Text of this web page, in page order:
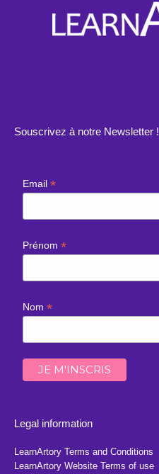
Souscrivez à notre Newsletter !
Email*
Prénom*
Nom*
Legal information
LearnArtory Terms and Conditions
LearnArtory Website Terms of use